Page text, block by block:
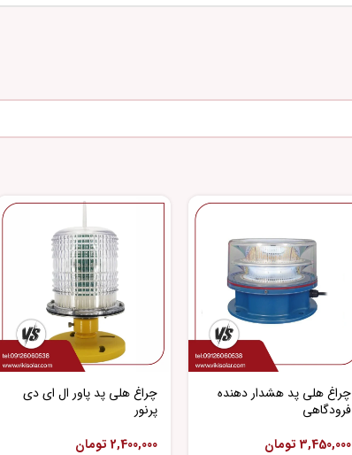
چراغ هلی پد هشدار دهنده
فرودگاهی
3,450,000 تومان
چراغ هلی پد پاور ال ای دی
پرنور
2,400,000 تومان